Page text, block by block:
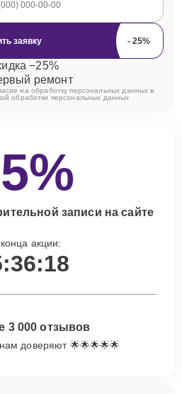
заявку
−25%
ремонт
на обработку персональных данных в
обработки персональных данных
записи на сайте
акции:
3 000 отзывов
нам доверяют 🌟🌟🌟🌟🌟